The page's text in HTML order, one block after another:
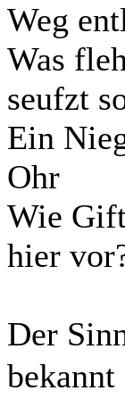
Weg
Was
seufzt
Ein
Ohr
Wie
hier
Der
bekannt